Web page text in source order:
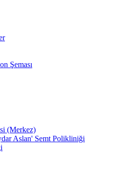
Şeması
(Merkez)
Aslan' Semt Polikliniği